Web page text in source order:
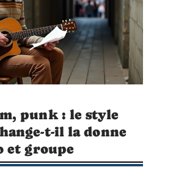
punk : le style
t-il la donne
et groupe